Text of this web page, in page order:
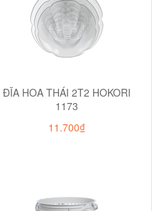
ĐĨA HOA THÁI 2T2 HOKORI
1173
11.700₫